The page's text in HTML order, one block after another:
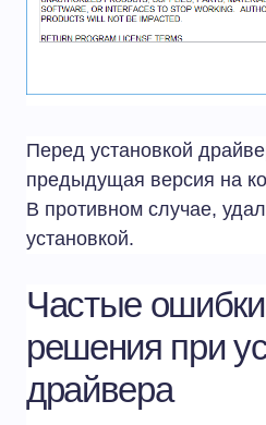
Перед установкой
предыдущая версия на
В противном случае,
установкой.
Частые
решения при
драйвера